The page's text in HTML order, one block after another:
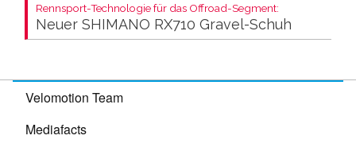
Rennsport-Technologie für das Offroad-Segment:
Neuer SHIMANO RX710 Gravel-Schuh
Velomotion Team
Mediafacts